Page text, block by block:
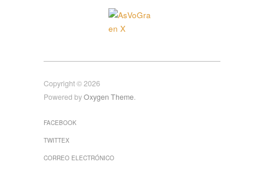
Copyright © 2026
Powered byOxygen Theme.
FACEBOOK
TWITTEX
CORREO ELECTRÓNICO